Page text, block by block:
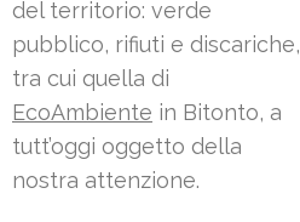
del territorio: verde
pubblico, rifiuti e discariche,
tra cui quella di
EcoAmbiente in Bitonto, a
tutt’oggi oggetto della
nostra attenzione.